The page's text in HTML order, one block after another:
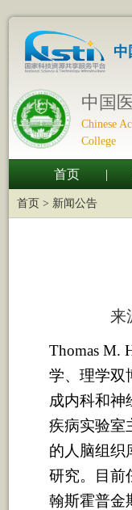
中
中国
Chinese
College
首页 |
首页 > 新闻公告
来
Thomas M.
学、理学双
成内科和神
疾病实验室
的人脑组织
研究。目前
翰斯霍普金